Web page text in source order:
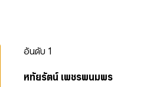
อันดับ 1
หทัยรัตน์ เพชรพนมพร